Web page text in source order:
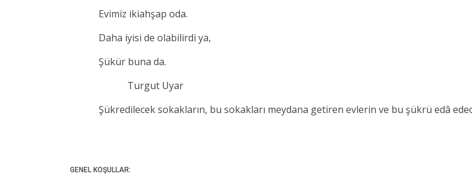
Evimiz ikiahşap oda.
Daha iyisi de olabilirdi ya,
Şükür buna da.
Turgut Uyar
Şükredilecek sokakların, bu sokakları meydana getiren evlerin ve bu şükrü edâ
GENEL KOŞULLAR: